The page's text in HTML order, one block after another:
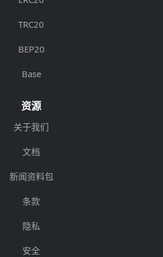
TRC20
BEP20
Base
资源
关于我们
文档
新闻资料包
条款
隐私
安全